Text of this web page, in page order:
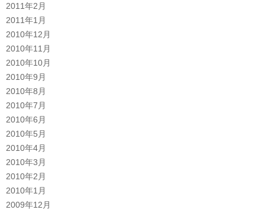
2011年2月
2011年1月
2010年12月
2010年11月
2010年10月
2010年9月
2010年8月
2010年7月
2010年6月
2010年5月
2010年4月
2010年3月
2010年2月
2010年1月
2009年12月